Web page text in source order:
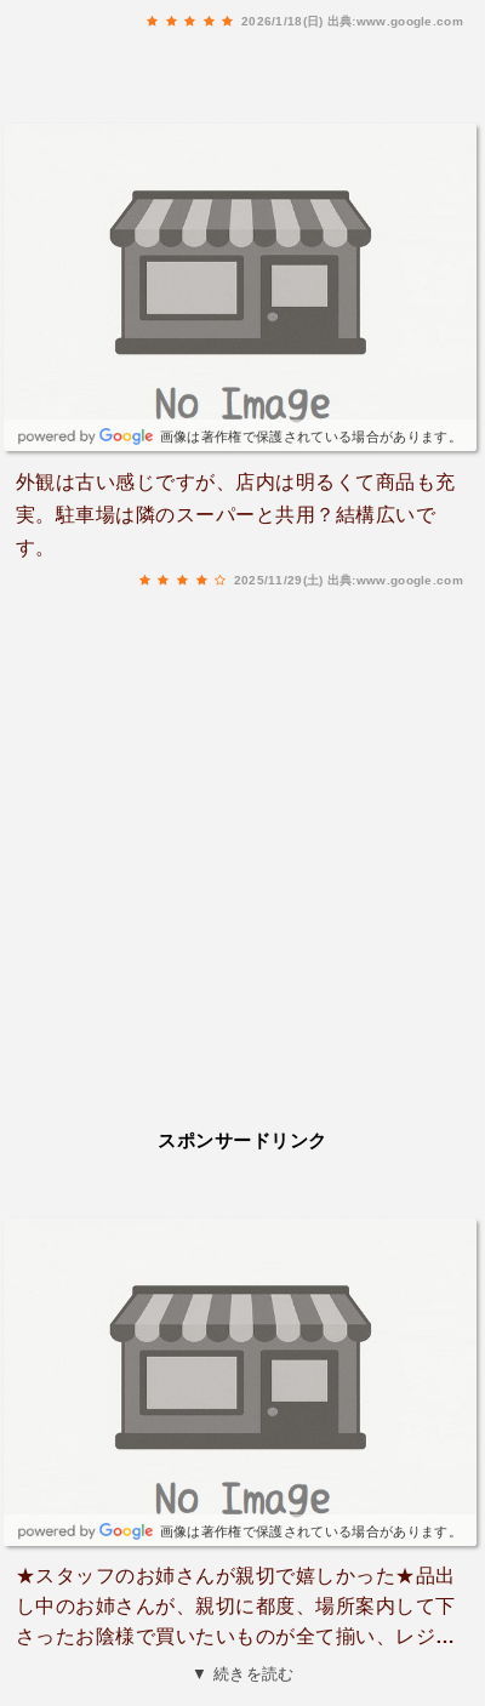
2026/1/18(日) 出典:www.google.com
画像は著作権で保護されている場合があります。
外観は古い感じですが、店内は明るくて商品も充
実。駐車場は隣のスーパーと共用？結構広いで
す。
2025/11/29(土) 出典:www.google.com
スポンサードリンク
画像は著作権で保護されている場合があります。
★スタッフのお姉さんが親切で嬉しかった★品出
し中のお姉さんが、親切に都度、場所案内して下
さったお陰様で買いたいものが全て揃い、レジの
セルフ会計時に、案内してくれたお姉さんが、丁
▼ 続きを読む